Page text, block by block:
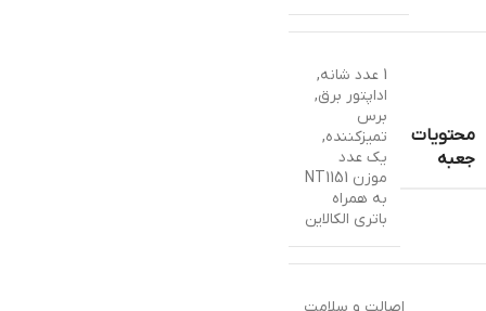
محتویات
جعبه
1 عدد شانه
,
اداپتور برق,
برس
تمیزکننده,
یک عدد
موزن NT1151
به همراه
باتری الکالاین